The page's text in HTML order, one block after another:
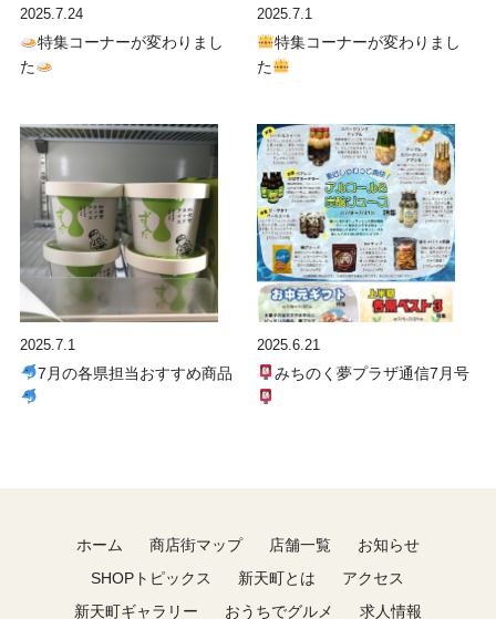
2025.7.24
特集コーナーが変わりまし
た
2025.7.1
特集コーナーが変わりまし
た
2025.7.1
7月の各県担当おすすめ商品
2025.6.21
みちのく夢プラザ通信7月号
ホーム 商店街マップ 店舗一覧
お知らせ
SHOPトピックス
新天町とは
アクセス
新天町ギャラリー
おうちでグルメ 求人情報